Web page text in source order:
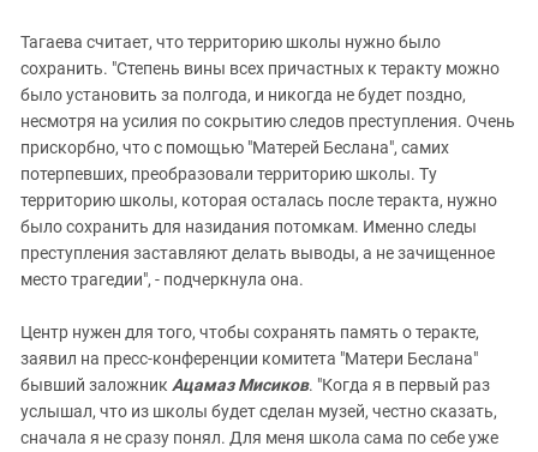
Тагаева считает, что территорию школы нужно было
сохранить. "Степень вины всех причастных к теракту можно
было установить за полгода, и никогда не будет поздно,
несмотря на усилия по сокрытию следов преступления. Очень
прискорбно, что с помощью "Матерей Беслана", самих
потерпевших, преобразовали территорию школы. Ту
территорию школы, которая осталась после теракта, нужно
было сохранить для назидания потомкам. Именно следы
преступления заставляют делать выводы, а не зачищенное
место трагедии", - подчеркнула она.
Центр нужен для того, чтобы сохранять память о теракте,
заявил на пресс-конференции комитета "Матери Беслана"
бывший заложник Ацамаз Мисиков. "Когда я в первый раз
услышал, что из школы будет сделан музей, честно сказать,
сначала я не сразу понял. Для меня школа сама по себе уже